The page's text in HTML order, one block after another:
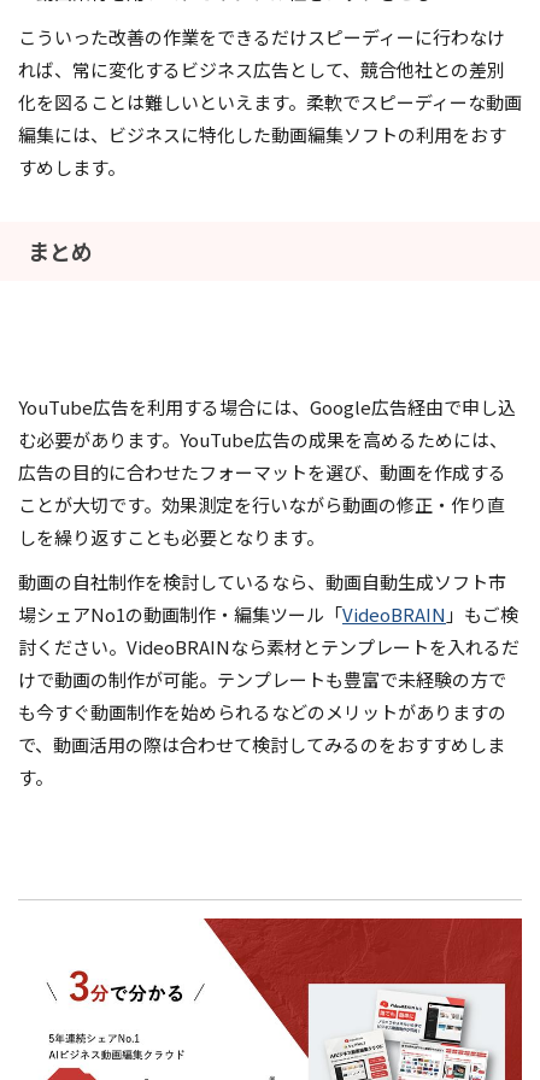
こういった改善の作業をできるだけスピーディーに行わなけ
れば、常に変化するビジネス広告として、競合他社との差別
化を図ることは難しいといえます。柔軟でスピーディーな動画
編集には、ビジネスに特化した動画編集ソフトの利用をおす
すめします。
まとめ
YouTube広告を利用する場合には、Google広告経由で申し込
む必要があります。YouTube広告の成果を高めるためには、
広告の目的に合わせたフォーマットを選び、動画を作成する
ことが大切です。効果測定を行いながら動画の修正・作り直
しを繰り返すことも必要となります。
動画の自社制作を検討しているなら、動画自動生成ソフト市
場シェアNo1の動画制作・編集ツール「VideoBRAIN 」もご検
討ください。VideoBRAINなら素材とテンプレートを入れるだ
けで動画の制作が可能。テンプレートも豊富で未経験の方で
も今すぐ動画制作を始められるなどのメリットがありますの
で、動画活用の際は合わせて検討してみるのをおすすめしま
す。